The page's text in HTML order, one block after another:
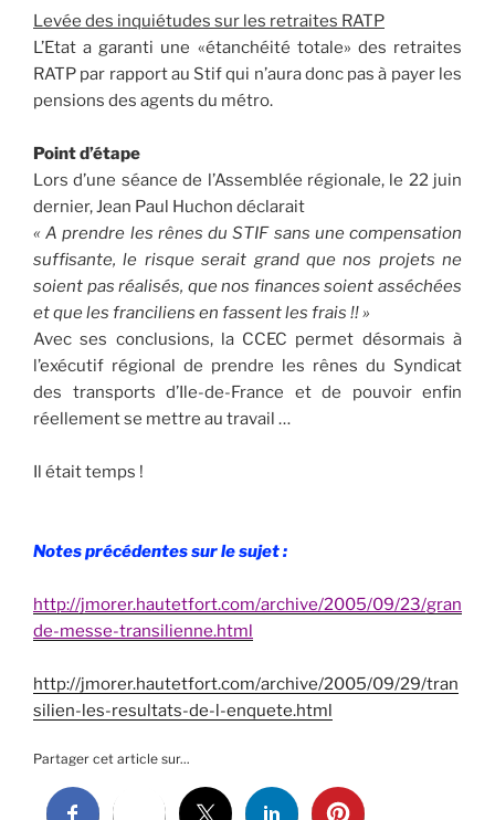
Levée des inquiétudes sur les retraites RATP
L’Etat a garanti une «étanchéité totale» des retraites
RATP par rapport au Stif qui n’aura donc pas à payer les
pensions des agents du métro.
Point d’étape
Lors d’une séance de l’Assemblée régionale, le 22 juin
dernier, Jean Paul Huchon déclarait
« A prendre les rênes du STIF sans une compensation
suffisante, le risque serait grand que nos projets ne
soient pas réalisés, que nos finances soient asséchées
et que les franciliens en fassent les frais !! »
Avec ses conclusions, la CCEC permet désormais à
l’exécutif régional de prendre les rênes du Syndicat
des transports d’Ile-de-France et de pouvoir enfin
réellement se mettre au travail …
Il était temps !
Notes précédentes sur le sujet :
http://jmorer.hautetfort.com/archive/2005/09/23/gran
de-messe-transilienne.html
http://jmorer.hautetfort.com/archive/2005/09/29/tran
silien-les-resultats-de-l-enquete.html
Partager cet article sur...